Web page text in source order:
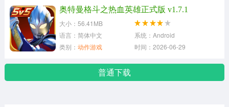
小说漫画
奥特曼格斗之热血英雄正式版 v1.7.1
大小：56.41MB
语言：简体中文
系统：Android
类别： 动作游戏 时间：2026-06-29
普通下载